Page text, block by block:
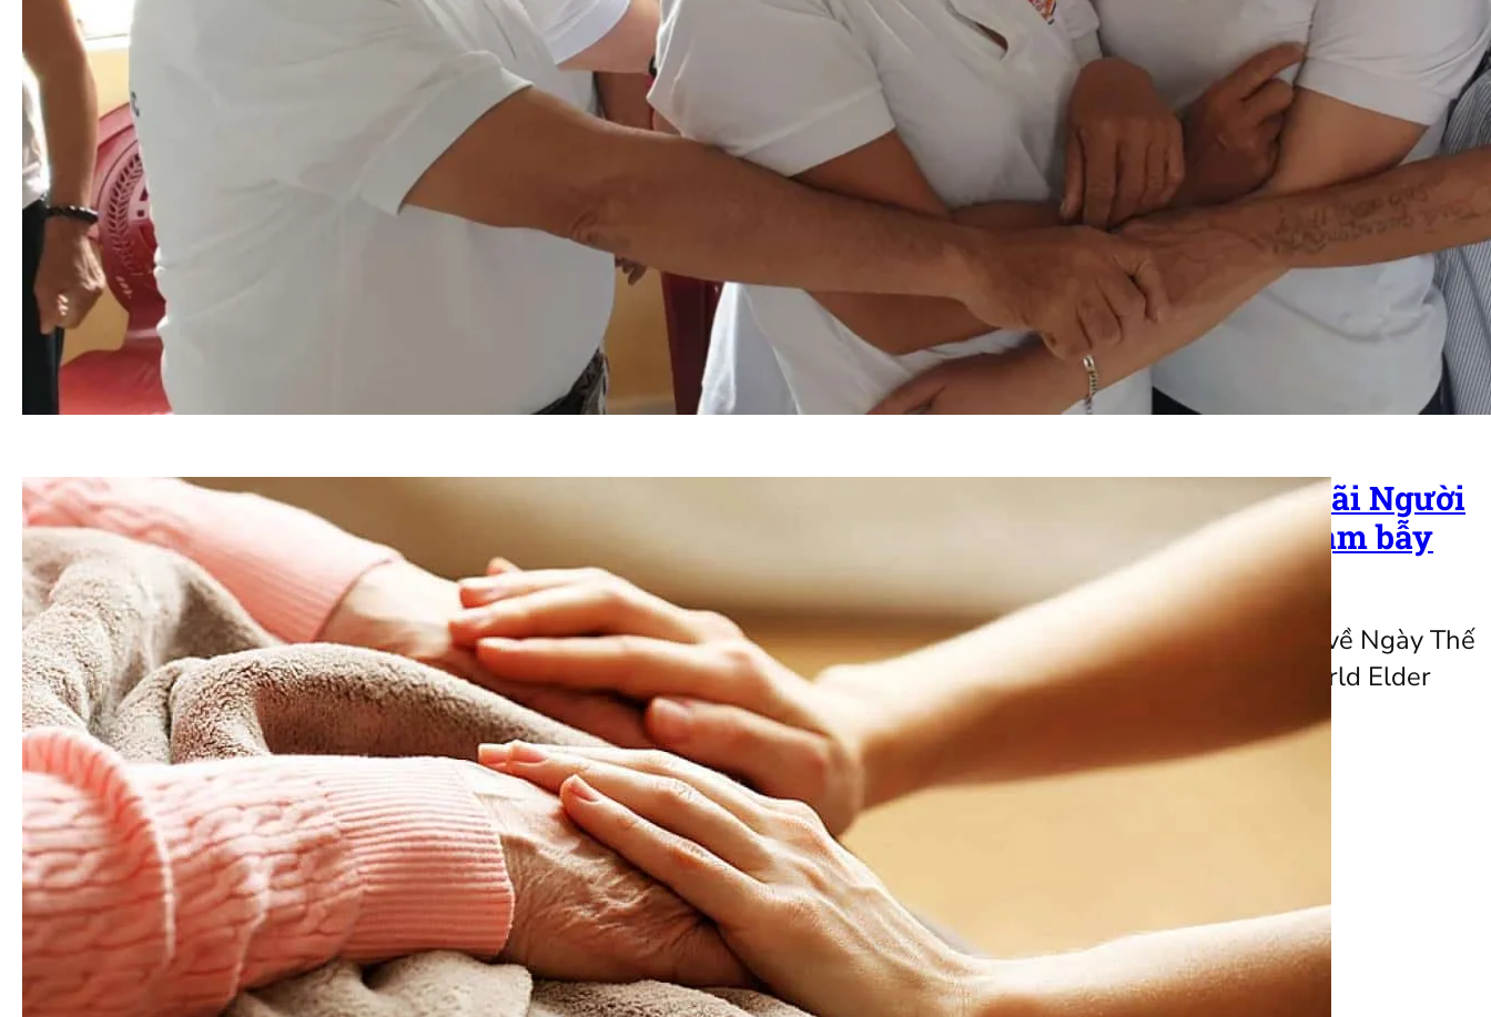
Ngày Thế giới Phòng chống Ngược đãi Người
cao tuổi: Từ góc khuất gia đình tới cạm bẫy
thời đại số
Hôm nay, ngày 15 tháng 6, thế giới cùng hướng về Ngày Thế
giới Phòng chống Ngược đãi Người cao tuổi (World Elder
Abuse Awareness Day – WEAAD). Đây là…